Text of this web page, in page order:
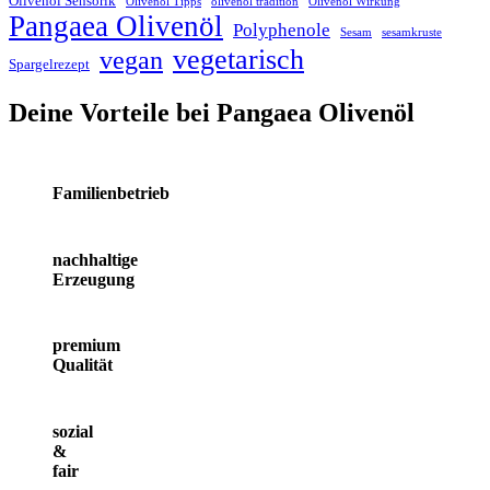
Pangaea Olivenöl Polyphenole Sesam sesamkruste
Spargelrezept vegan vegetarisch
Deine Vorteile bei Pangaea Olivenöl
Familienbetrieb
nachhaltige
Erzeugung
premium
Qualität
sozial
&
fair